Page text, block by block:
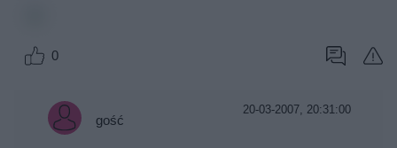
0
gość
20-03-2007, 20:31:00